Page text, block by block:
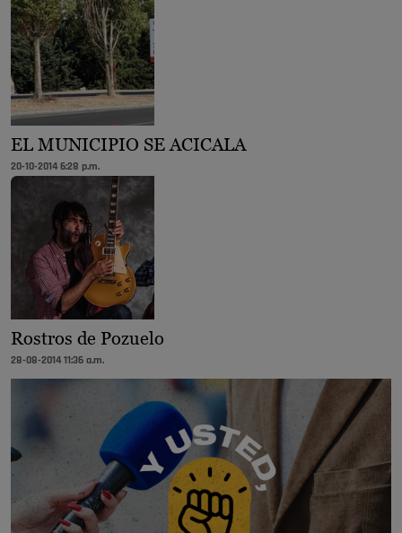
EL MUNICIPIO SE ACICALA
20-10-2014 6:28 p.m.
Rostros de Pozuelo
28-08-2014 11:36 a.m.